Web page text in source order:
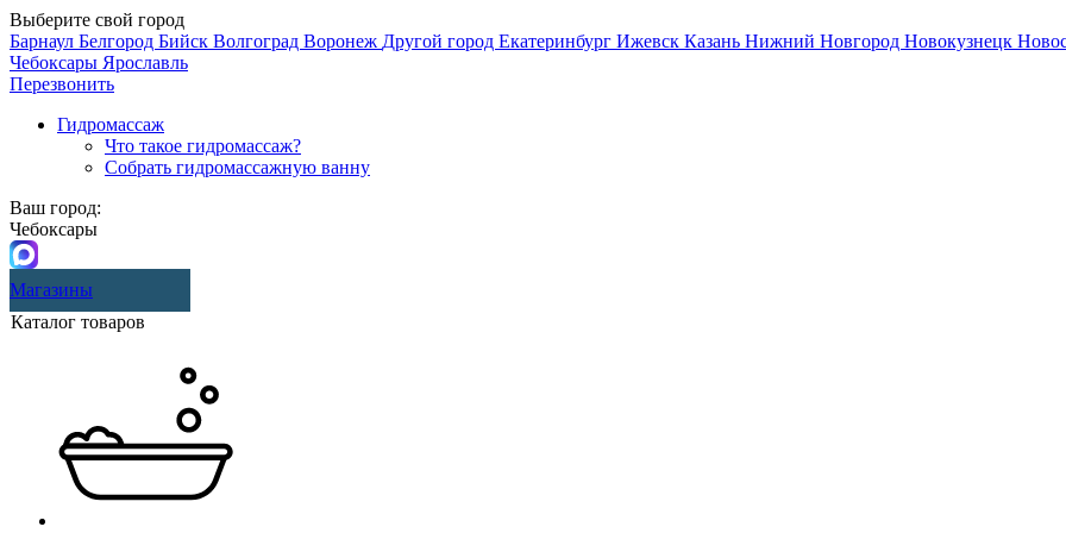
Выберите свой город
Барнаул Белгород Бийск Волгоград Воронеж Другой город Екатеринбург Ижевск Казань Нижний Новгород Новокузнецк
Чебоксары Ярославль
Перезвонить
Гидромассаж
Что такое гидромассаж?
Собрать гидромассажную ванну
Ваш город:
Чебоксары
Магазины
Каталог товаров